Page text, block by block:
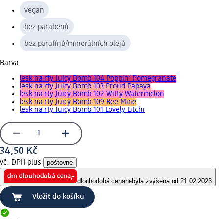
vegan
bez parabenů
bez parafínů/minerálních olejů
Barva
lesk na rty Juicy Bomb 104 Poppin’ Pomegranate
lesk na rty Juicy Bomb 103 Proud Papaya
lesk na rty Juicy Bomb 102 Witty Watermelon
lesk na rty Juicy Bomb 109 Bee Mine
lesk na rty Juicy Bomb 101 Lovely Litchi
34,50 Kč
vč. DPH plus poštovné
dlouhodobá cenanebyla zvýšena od 21.02.2023
Vložit do košíku